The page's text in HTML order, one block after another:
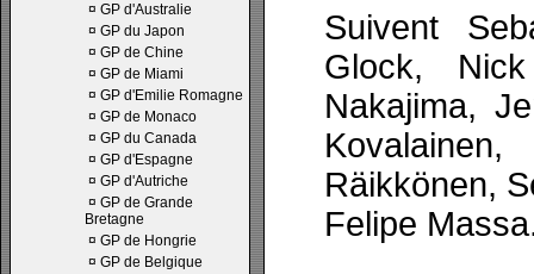
¤ GP d'Australie
¤ GP du Japon
¤ GP de Chine
¤ GP de Miami
¤ GP d'Emilie Romagne
¤ GP de Monaco
¤ GP du Canada
¤ GP d'Espagne
¤ GP d'Autriche
¤ GP de Grande
Bretagne
¤ GP de Hongrie
¤ GP de Belgique
Suivent
Glock,
Nakajima,
Räikkönen,
Felipe